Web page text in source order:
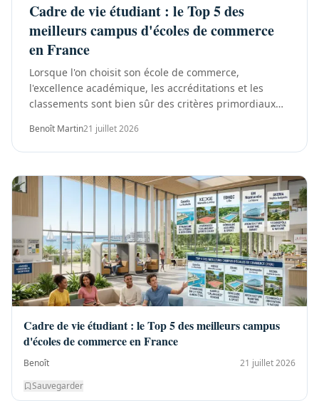
Cadre de vie étudiant : le Top 5 des
meilleurs campus d'écoles de commerce
en France
Lorsque l'on choisit son école de commerce,
l'excellence académique, les accréditations et les
classements sont bien sûr des critères primordiaux
autre...
Benoît Martin21 juillet 2026
Cadre de vie étudiant : le Top 5 des meilleurs campus
d'écoles de commerce en France
Benoît
21 juillet 2026
Sauvegarder